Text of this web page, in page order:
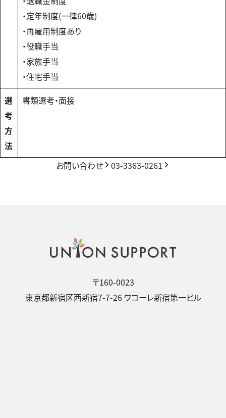
・定年制度(一律60歳)
・再雇用制度あり
・役職手当
・家族手当
・住宅手当
選
考
方
法
書類選考・面接
お問い合わせ 03-3363-0261
〒160-0023
東京都新宿区西新宿7-7-26 ワコーレ新宿第一ビル